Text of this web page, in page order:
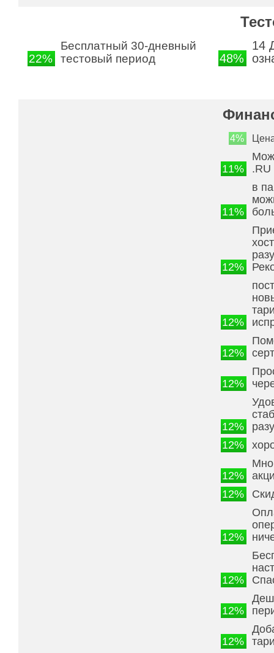
22%
Бесплатный 30-дневный
тестовый период
48%
14
4%
11%
.RU
11%
в
12%
12%
12%
12%
12%
12%
12%
12%
12%
12%
12%
12%